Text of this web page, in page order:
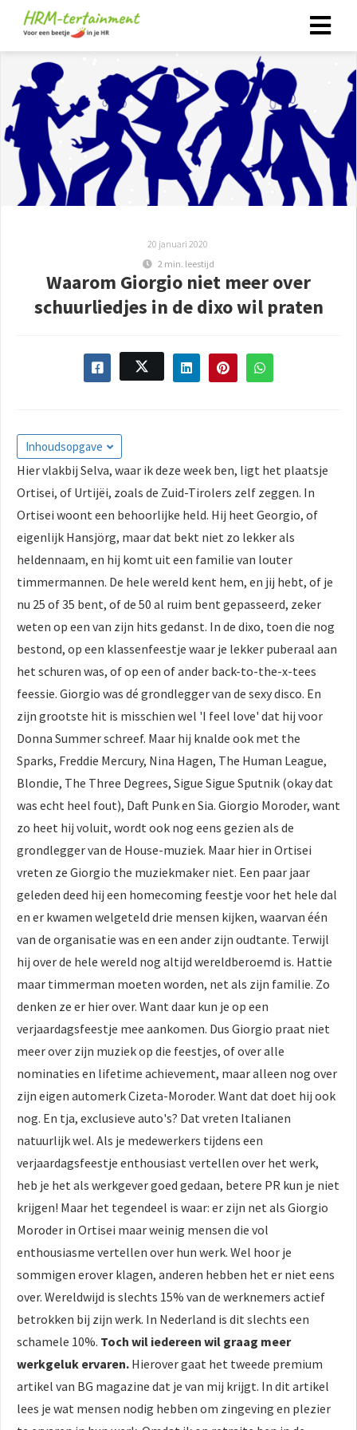
20 januari 2020
2 min. leestijd
Waarom Giorgio niet meer over
schuurliedjes in de dixo wil praten
Inhoudsopgave
Hier vlakbij Selva, waar ik deze week ben, ligt het plaatsje
Ortisei, of Urtijëi, zoals de Zuid-Tirolers zelf zeggen. In
Ortisei woont een behoorlijke held. Hij heet Georgio, of
eigenlijk Hansjörg, maar dat bekt niet zo lekker als
heldennaam, en hij komt uit een familie van louter
timmermannen. De hele wereld kent hem, en jij hebt, of je
nu 25 of 35 bent, of de 50 al ruim bent gepasseerd, zeker
weten op een van zijn hits gedanst. In de dixo, toen die nog
bestond, op een klassenfeestje waar je lekker puberaal aan
het schuren was, of op een of ander back-to-the-x-tees
feessie. Giorgio was dé grondlegger van de sexy disco. En
zijn grootste hit is misschien wel 'I feel love' dat hij voor
Donna Summer schreef. Maar hij knalde ook met the
Sparks, Freddie Mercury, Nina Hagen, The Human League,
Blondie, The Three Degrees, Sigue Sigue Sputnik (okay dat
was echt heel fout), Daft Punk en Sia. Giorgio Moroder, want
zo heet hij voluit, wordt ook nog eens gezien als de
grondlegger van de House-muziek. Maar hier in Ortisei
vreten ze Giorgio the muziekmaker niet. Een paar jaar
geleden deed hij een homecoming feestje voor het hele dal
en er kwamen welgeteld drie mensen kijken, waarvan één
van de organisatie was en een ander zijn oudtante. Terwijl
hij over de hele wereld nog altijd wereldberoemd is. Hattie
maar timmerman moeten worden, net als zijn familie. Zo
denken ze er hier over. Want daar kun je op een
verjaardagsfeestje mee aankomen. Dus Giorgio praat niet
meer over zijn muziek op die feestjes, of over alle
nominaties en lifetime achievement, maar alleen nog over
zijn eigen automerk Cizeta-Moroder. Want dat doet hij ook
nog. En tja, exclusieve auto's? Dat vreten Italianen
natuurlijk wel. Als je medewerkers tijdens een
verjaardagsfeestje enthousiast vertellen over het werk,
heb je het als werkgever goed gedaan, betere PR kun je niet
krijgen! Maar het tegendeel is waar: er zijn net als Giorgio
Moroder in Ortisei maar weinig mensen die vol
enthousiasme vertellen over hun werk. Wel hoor je
sommigen erover klagen, anderen hebben het er niet eens
over. Wereldwijd is slechts 15% van de werknemers actief
betrokken bij zijn werk. In Nederland is dit slechts een
schamele 10%. Toch wil iedereen wil graag meer
werkgeluk ervaren. Hierover gaat het tweede premium
artikel van BG magazine dat je van mij krijgt. In dit artikel
lees je wat mensen nodig hebben om zingeving en plezier